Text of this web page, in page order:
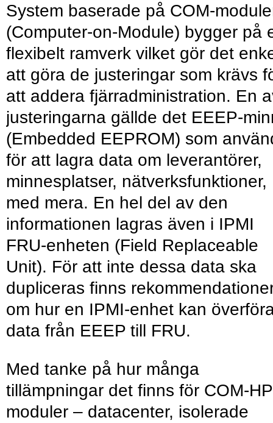
System baserade på COM-
(Computer-on-Module) bygger på
flexibelt ramverk vilket gör det
att göra de justeringar som krävs
att addera fjärradministration. En
justeringarna gällde det EEEP-
(Embedded EEPROM) som
för att lagra data om leverantörer,
minnesplatser, nätverksfunktioner,
med mera. En hel del av den
informationen lagras även i IPMI
FRU-enheten (Field Replaceable
Unit). För att inte dessa data ska
dupliceras finns
om hur en IPMI-enhet kan
data från EEEP till FRU.
Med tanke på hur många
tillämpningar det finns för COM-
moduler – datacenter, isolerade